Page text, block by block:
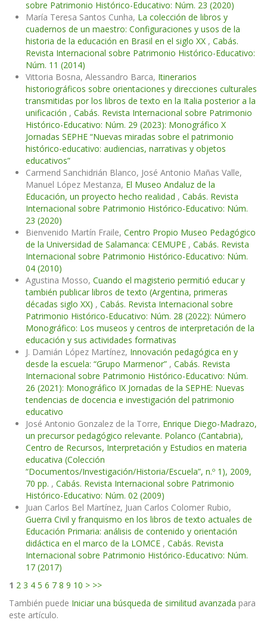
sobre Patrimonio Histórico-Educativo: Núm. 23 (2020)
María Teresa Santos Cunha, La colección de libros y
cuadernos de un maestro: Configuraciones y usos de la
historia de la educación en Brasil en el siglo XX , Cabás.
Revista Internacional sobre Patrimonio Histórico-Educativo:
Núm. 11 (2014)
Vittoria Bosna, Alessandro Barca, Itinerarios
historiográficos sobre orientaciones y direcciones culturales
transmitidas por los libros de texto en la Italia posterior a la
unificación , Cabás. Revista Internacional sobre Patrimonio
Histórico-Educativo: Núm. 29 (2023): Monográfico X
Jornadas SEPHE “Nuevas miradas sobre el patrimonio
histórico-educativo: audiencias, narrativas y objetos
educativos”
Carmend Sanchidrián Blanco, José Antonio Mañas Valle,
Manuel López Mestanza, El Museo Andaluz de la
Educación, un proyecto hecho realidad , Cabás. Revista
Internacional sobre Patrimonio Histórico-Educativo: Núm.
23 (2020)
Bienvenido Martín Fraile, Centro Propio Museo Pedagógico
de la Universidad de Salamanca: CEMUPE , Cabás. Revista
Internacional sobre Patrimonio Histórico-Educativo: Núm.
04 (2010)
Agustina Mosso, Cuando el magisterio permitió educar y
también publicar libros de texto (Argentina, primeras
décadas siglo XX) , Cabás. Revista Internacional sobre
Patrimonio Histórico-Educativo: Núm. 28 (2022): Número
Monográfico: Los museos y centros de interpretación de la
educación y sus actividades formativas
J. Damián López Martínez, Innovación pedagógica en y
desde la escuela: “Grupo Marmenor” , Cabás. Revista
Internacional sobre Patrimonio Histórico-Educativo: Núm.
26 (2021): Monográfico IX Jornadas de la SEPHE: Nuevas
tendencias de docencia e investigación del patrimonio
educativo
José Antonio Gonzalez de la Torre, Enrique Diego-Madrazo,
un precursor pedagógico relevante. Polanco (Cantabria),
Centro de Recursos, Interpretación y Estudios en materia
educativa (Colección
“Documentos/Investigación/Historia/Escuela”, n.º 1), 2009,
70 pp. , Cabás. Revista Internacional sobre Patrimonio
Histórico-Educativo: Núm. 02 (2009)
Juan Carlos Bel Martínez, Juan Carlos Colomer Rubio,
Guerra Civil y franquismo en los libros de texto actuales de
Educación Primaria: análisis de contenido y orientación
didáctica en el marco de la LOMCE , Cabás. Revista
Internacional sobre Patrimonio Histórico-Educativo: Núm.
17 (2017)
1 2 3 4 5 6 7 8 9 10 > >>
También puede Iniciar una búsqueda de similitud avanzada para
este artículo.